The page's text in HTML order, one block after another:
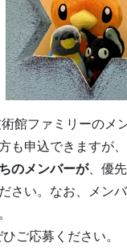
館ファミリーのメ
申込できますが、
のメンバーが、優
さい。なお、メン
ご応募ください。